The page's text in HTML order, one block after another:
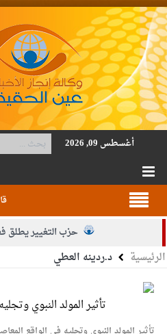
أغسطس 09, 2026
حزب التغيير يطلق
الجيش يفتح باب التجنيد
الإسلامية
الرئيسية د.ردينه العطي
تأثير المولد النبوي